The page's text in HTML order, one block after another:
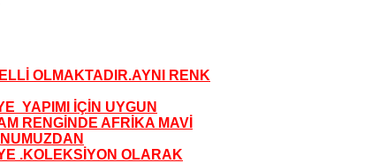
OLMAKTADIR.AYNI RENK
YAPIMI İÇİN UYGUN
RENGİNDE AFRİKA MAVİ
.KOLEKSİYON OLARAK